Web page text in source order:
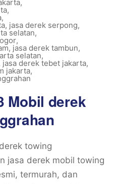
,
,
,
, jasa derek serpong,
selatan,
,
, jasa derek tambun,
selatan,
jasa derek tebet jakarta,
jakarta,
Mobil derek
towing
jasa derek mobil towing
termurah, dan